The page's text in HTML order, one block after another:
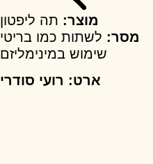
מוצר: תה ליפטון
מסר: לשתות כמו בריטי
שימוש במינימליזם
ארט: רועי סודרי